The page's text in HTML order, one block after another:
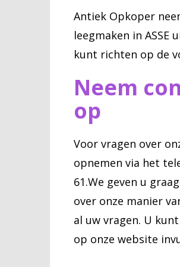
Antiek Opkoper
leegmaken in ASSE
kunt richten op de
Neem
op
Voor vragen over
opnemen via het
61.We geven u
over onze manier
al uw vragen. U
op onze website